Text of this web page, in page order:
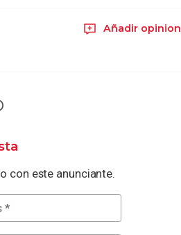
Añadir opinion
con este anunciante.